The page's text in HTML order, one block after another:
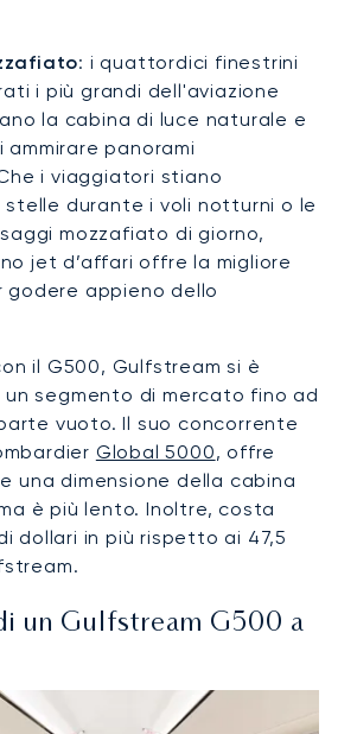
: i quattordici finestrini
i più grandi dell'aviazione
la cabina di luce naturale e
panorami
i viaggiatori stiano
stelle durante i voli notturni o le
mozzafiato di giorno,
jet d’affari offre la migliore
godere appieno dello
il G500, Gulfstream si è
segmento di mercato fino ad
vuoto. Il suo concorrente
Global 5000, offre
una dimensione della cabina
è più lento. Inoltre, costa
dollari in più rispetto ai 47,5
un Gulfstream G500 a